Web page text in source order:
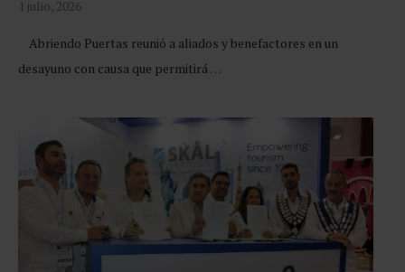
1 julio, 2026
Abriendo Puertas reunió a aliados y benefactores en un
desayuno con causa que permitirá …